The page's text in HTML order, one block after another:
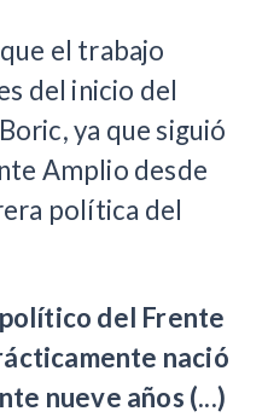
el trabajo
del inicio del
ya que siguió
Amplio desde
política del
del Frente
nació
nueve años (...)